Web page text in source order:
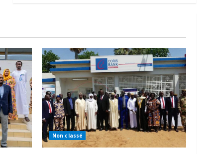
Non classé